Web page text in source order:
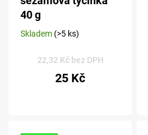
40 g
Průměrné
produktu
Skladem (>5 ks)
22,32 Kč bez DPH
25 Kč